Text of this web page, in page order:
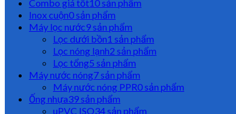
Combo giá tốt10 sản phẩm
Inox cuộn0 sản phẩm
Máy lọc nước9 sản phẩm
Lọc dưới bồn1 sản phẩm
Lọc nóng lạnh2 sản phẩm
Lọc tổng5 sản phẩm
Máy nước nóng7 sản phẩm
Máy nước nóng PPR0 sản phẩm
Ống nhựa39 sản phẩm
uPVC ISO34 sản phẩm